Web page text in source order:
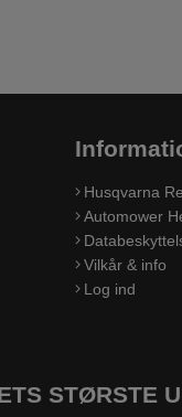
Husqvarna
Automower
Vilkår & info
Log ind
STØRSTE